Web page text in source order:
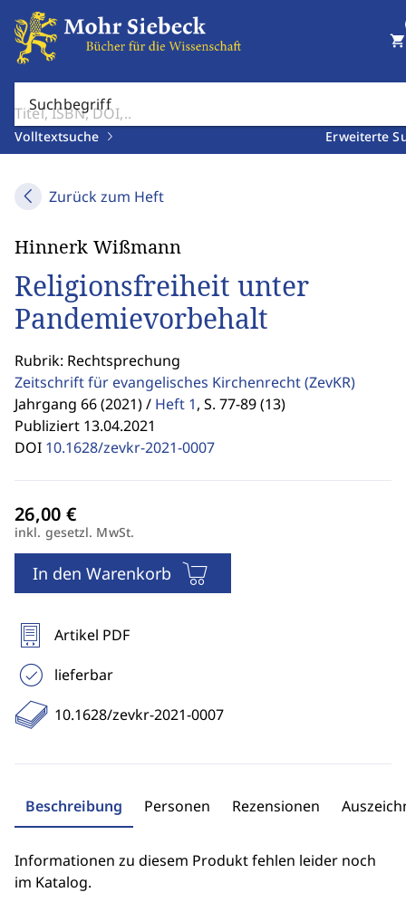
Suchbegriff
Volltextsuche Erweiterte
shopping_cart
Zurück zum Heft
Hinnerk Wißmann
Religionsfreiheit unter
Pandemievorbehalt
Rubrik: Rechtsprechung
Zeitschrift für evangelisches Kirchenrecht(ZevKR)
Jahrgang 66 (2021) / Heft 1, S. 77-89 (13)
Publiziert 13.04.2021
DOI 10.1628/zevkr-2021-0007
inkl. gesetzl. MwSt.
In den Warenkorb
Artikel PDF
lieferbar
10.1628/zevkr-2021-0007
Beschreibung Personen Rezensionen
Informationen zu diesem Produkt fehlen leider noch
im Katalog.